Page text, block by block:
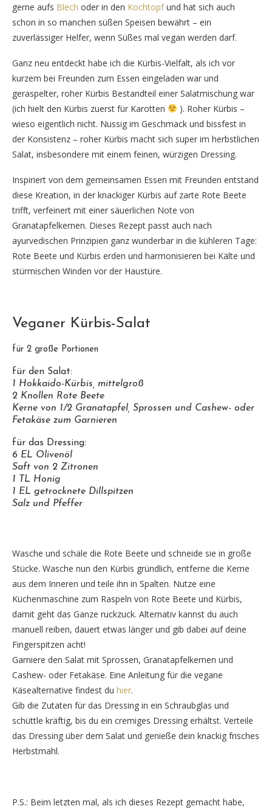
gerne aufs Blech oder in den Kochtopfund hat sich auch
schon in so manchen süßen Speisen bewährt – ein
zuverlässiger Helfer, wenn Süßes mal vegan werden darf.
Ganz neu entdeckt habe ich die Kürbis-Vielfalt, als ich vor
kurzem bei Freunden zum Essen eingeladen war und
geraspelter, roher Kürbis Bestandteil einer Salatmischung war
(ich hielt den Kürbis zuerst für Karotten
). Roher Kürbis –
wieso eigentlich nicht. Nussig im Geschmack und bissfest in
der Konsistenz – roher Kürbis macht sich super im herbstlichen
Salat, insbesondere mit einem feinen, würzigen Dressing.
Inspiriert von dem gemeinsamen Essen mit Freunden entstand
diese Kreation, in der knackiger Kürbis auf zarte Rote Beete
trifft, verfeinert mit einer säuerlichen Note von
Granatapfelkernen. Dieses Rezept passt auch nach
ayurvedischen Prinzipien ganz wunderbar in die kühleren Tage:
Rote Beete und Kürbis erden und harmonisieren bei Kälte und
stürmischen Winden vor der Haustüre.
Veganer Kürbis-Salat
für 2 große Portionen
für den Salat:
1 Hokkaido-Kürbis, mittelgroß
2 Knollen Rote Beete
Kerne von 1/2 Granatapfel, Sprossen und Cashew- oder
Fetakäse zum Garnieren
für das Dressing:
6 EL Olivenöl
Saft von 2 Zitronen
1 TL Honig
1 EL getrocknete Dillspitzen
Salz und Pfeffer
Wasche und schäle die Rote Beete und schneide sie in große
Stücke. Wasche nun den Kürbis gründlich, entferne die Kerne
aus dem Inneren und teile ihn in Spalten. Nutze eine
Küchenmaschine zum Raspeln von Rote Beete und Kürbis,
damit geht das Ganze ruckzuck. Alternativ kannst du auch
manuell reiben, dauert etwas länger und gib dabei auf deine
Fingerspitzen acht!
Garniere den Salat mit Sprossen, Granatapfelkernen und
Cashew- oder Fetakäse. Eine Anleitung für die vegane
Käsealternative findest du hier.
Gib die Zutaten für das Dressing in ein Schraubglas und
schüttle kräftig, bis du ein cremiges Dressing erhältst. Verteile
das Dressing über dem Salat und genieße dein knackig frisches
Herbstmahl.
P.S.: Beim letzten mal, als ich dieses Rezept gemacht habe,